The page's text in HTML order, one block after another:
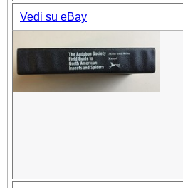
Vedi su eBay